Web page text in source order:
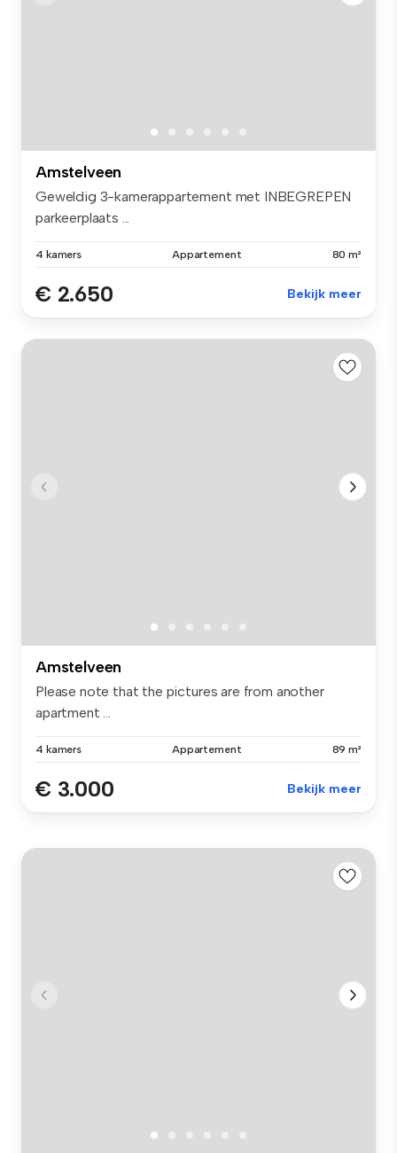
Amstelveen
Geweldig 3-kamerappartement met INBEGREPEN
parkeerplaats ...
4 kamers Appartement 80 m²
€ 2.650 Bekijk meer
Amstelveen
Please note that the pictures are from another
apartment ...
4 kamers Appartement 89 m²
€ 3.000 Bekijk meer